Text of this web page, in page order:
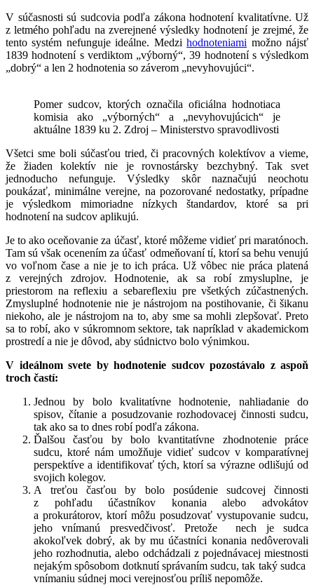
V súčasnosti sú sudcovia podľa zákona hodnotení kvalitatívne. Už
z letmého pohľadu na zverejnené výsledky hodnotení je zrejmé, že
tento systém nefunguje ideálne. Medzihodnoteniami možno nájsť
1839 hodnotení s verdiktom „výborný“, 39 hodnotení s výsledkom
„dobrý“ a len 2 hodnotenia so záverom „nevyhovujúci“.
Pomer sudcov, ktorých označila oficiálna hodnotiaca
komisia ako „výborných“ a „nevyhovujúcich“ je
aktuálne 1839 ku 2. Zdroj – Ministerstvo spravodlivosti
Všetci sme boli súčasťou tried, či pracovných kolektívov a vieme,
že žiaden kolektív nie je rovnostársky bezchybný. Tak svet
jednoducho nefunguje. Výsledky skôr naznačujú neochotu
poukázať, minimálne verejne, na pozorované nedostatky, prípadne
je výsledkom mimoriadne nízkych štandardov, ktoré sa pri
hodnotení na sudcov aplikujú.
Je to ako oceňovanie za účasť, ktoré môžeme vidieť pri maratónoch.
Tam sú však ocenením za účasť odmeňovaní tí, ktorí sa behu venujú
vo voľnom čase a nie je to ich práca. Už vôbec nie práca platená
z verejných zdrojov. Hodnotenie, ak sa robí zmysluplne, je
priestorom na reflexiu a sebareflexiu pre všetkých zúčastnených.
Zmysluplné hodnotenie nie je nástrojom na postihovanie, či šikanu
niekoho, ale je nástrojom na to, aby sme sa mohli zlepšovať. Preto
sa to robí, ako v súkromnom sektore, tak napríklad v akademickom
prostredí a nie je dôvod, aby súdnictvo bolo výnimkou.
V ideálnom svete by hodnotenie sudcov pozostávalo z aspoň
troch častí:
Jednou by bolo kvalitatívne hodnotenie, nahliadanie do
spisov, čítanie a posudzovanie rozhodovacej činnosti sudcu,
tak ako sa to dnes robí podľa zákona.
Ďalšou časťou by bolo kvantitatívne zhodnotenie práce
sudcu, ktoré nám umožňuje vidieť sudcov v komparatívnej
perspektíve a identifikovať tých, ktorí sa výrazne odlišujú od
svojich kolegov.
A treťou časťou by bolo posúdenie sudcovej činnosti
z pohľadu účastníkov konania alebo advokátov
a prokurátorov, ktorí môžu posudzovať vystupovanie sudcu,
jeho vnímanú presvedčivosť. Pretože nech je sudca
akokoľvek dobrý, ak by mu účastníci konania nedôverovali
jeho rozhodnutia, alebo odchádzali z pojednávacej miestnosti
nejakým spôsobom dotknutí správaním sudcu, tak taký sudca
vnímaniu súdnej moci verejnosťou príliš nepomôže.